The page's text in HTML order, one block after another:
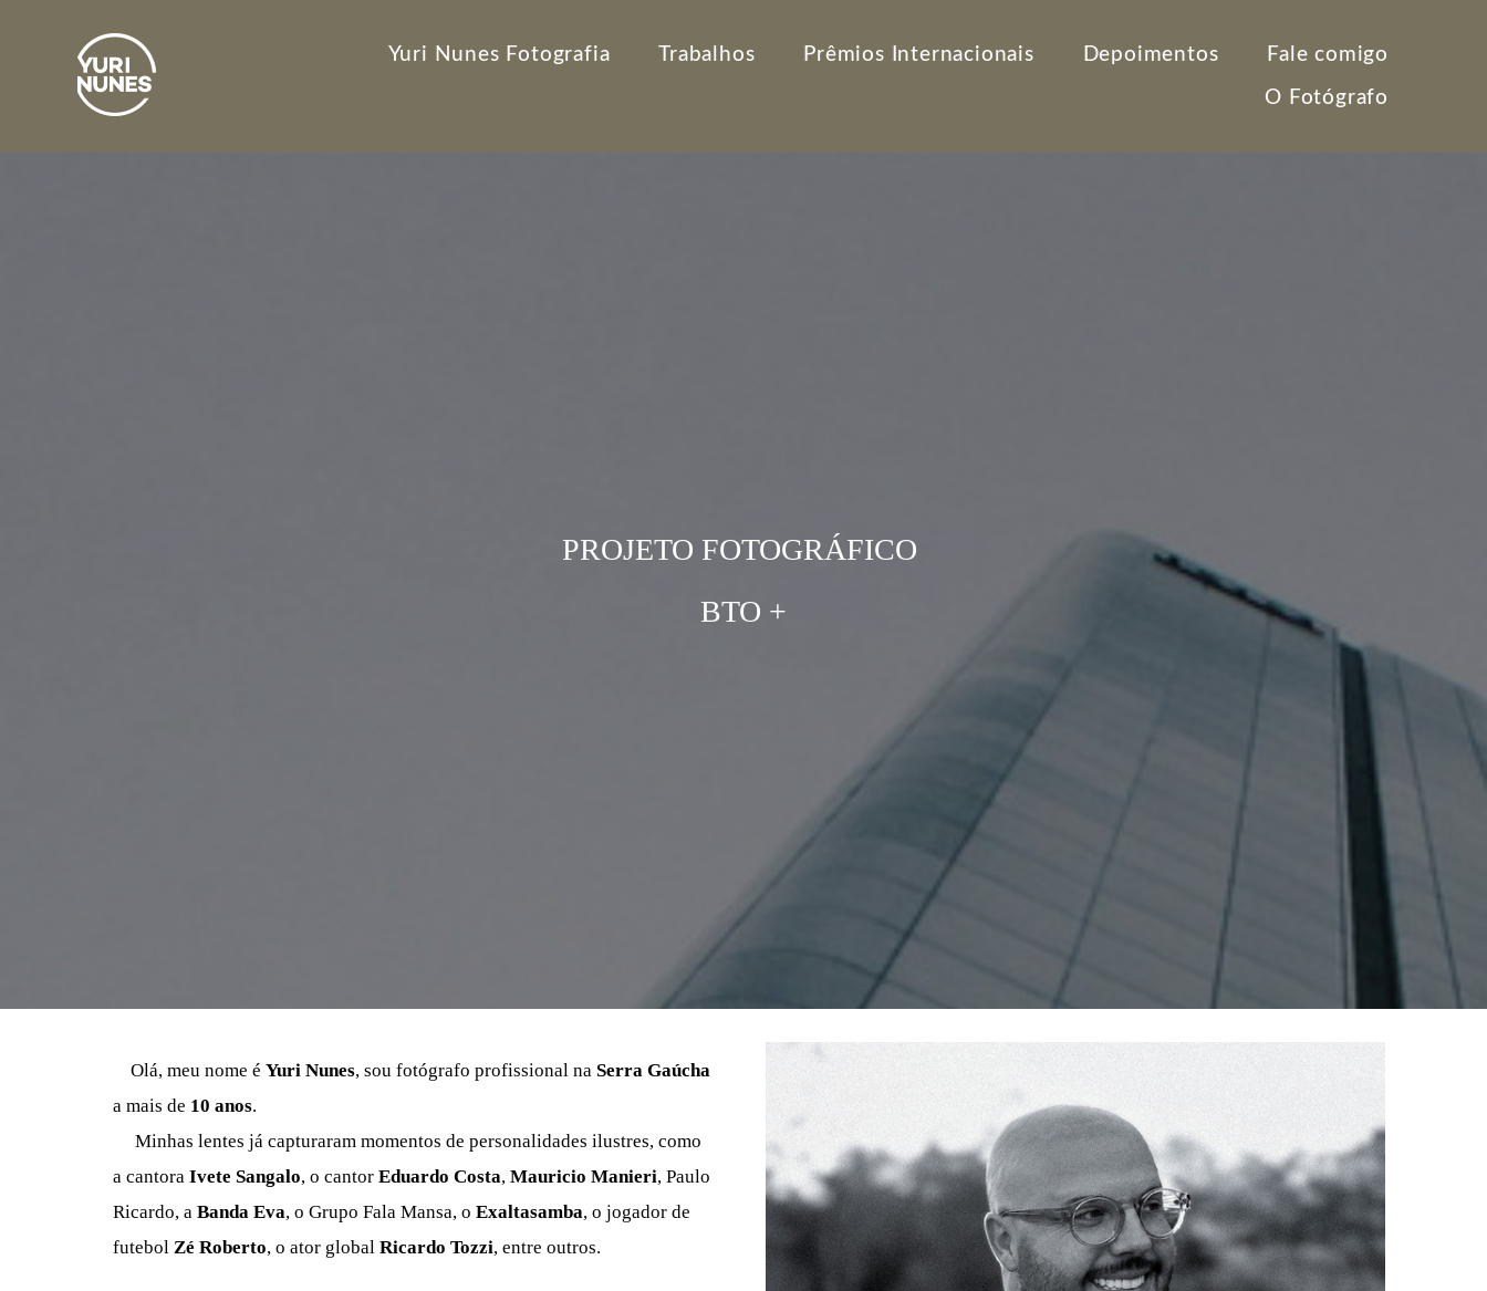
Yuri Nunes Fotografia Trabalhos Prêmios Internacionais Depoimentos Fale comigo
O Fotógrafo
PROJETO FOTOGRÁFICO
BTO +
Olá, meu nome é Yuri Nunes, sou fotógrafo profissional na Serra Gaúcha
a mais de 10 anos.
Minhas lentes já capturaram momentos de personalidades ilustres, como
a cantora Ivete Sangalo, o cantor Eduardo Costa, Mauricio Manieri, Paulo
Ricardo, a Banda Eva, o Grupo Fala Mansa, o Exaltasamba, o jogador de
futebol Zé Roberto, o ator global Ricardo Tozzi, entre outros.